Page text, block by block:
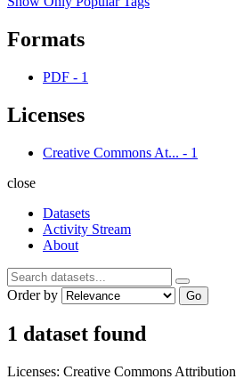
Formats
PDF - 1
Licenses
Creative Commons At... - 1
close
Datasets
Activity Stream
About
Order by Go
1 dataset found
Licenses: Creative Commons Attribution